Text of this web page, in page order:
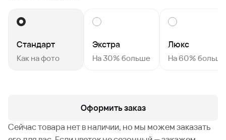
Стандарт
Как на фото
Экстра
На 30% больше
Люкс
На 60% больше
Оформить заказ
Сейчас товара нет в наличии, но мы можем заказать